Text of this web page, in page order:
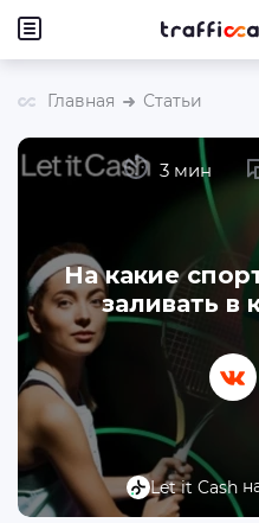
Главная Статьи
Let it Cash
На какие
заливать в
3 мин